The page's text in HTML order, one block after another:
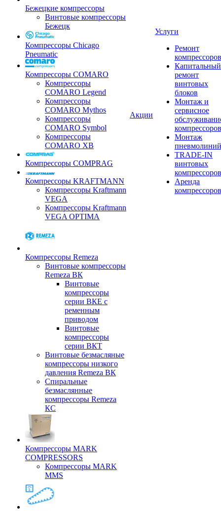
Бежецкие компрессоры
Винтовые компрессоры
Бежецк
Компрессоры Chicago
Pneumatic
Компрессоры COMARO
Компрессоры
COMARO Legend
Компрессоры
COMARO Mythos
Компрессоры
COMARO Symbol
Компрессоры
COMARO XB
Компрессоры COMPRAG
Компрессоры KRAFTMANN
Компрессоры Kraftmann
VEGA
Компрессоры Kraftmann
VEGA OPTIMA
Компрессоры Remeza
Винтовые компрессоры
Remeza ВК
Винтовые
компрессоры
серии ВКЕ с
ременным
приводом
Винтовые
компрессоры
серии ВКТ
Винтовые безмасляные
компрессоры низкого
давления Remeza ВК
Спиральные
безмаслянные
компрессоры Remeza
КС
Компрессоры MARK
COMPRESSORS
Компрессоры MARK
MMS
Акции
Услуги
Ремонт
компрессоров
Капитальный
ремонт
винтовых
блоков
Монтаж и
сервисное
компрессоров
Монтаж
пневмолиний
TRADE-IN
винтовых
компрессоров
Аренда
компрессоров